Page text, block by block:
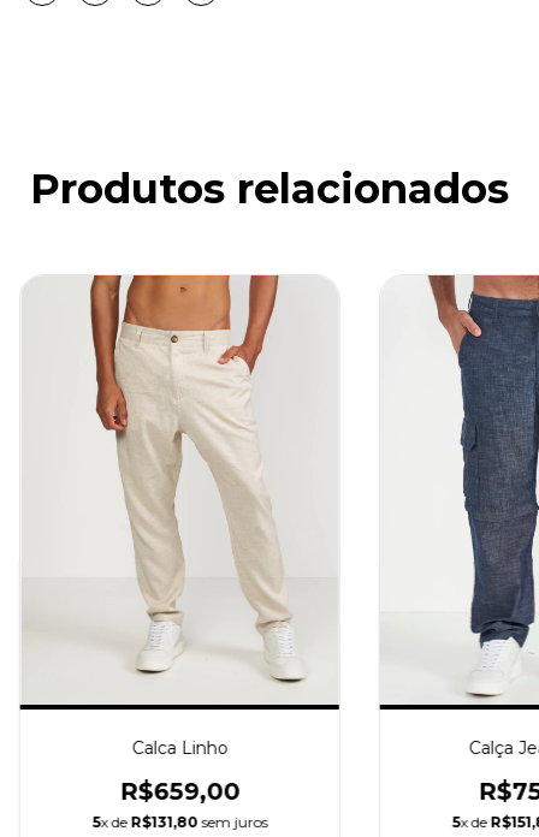
Produtos relacionados
Calca Linho
R$659,00
5x de R$131,80 sem juros
Calça
5x de